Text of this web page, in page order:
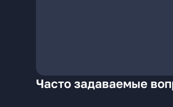
Часто задаваемые